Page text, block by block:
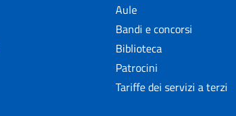
Aule
Bandi e concorsi
Biblioteca
Patrocini
Tariffe dei servizi a terzi